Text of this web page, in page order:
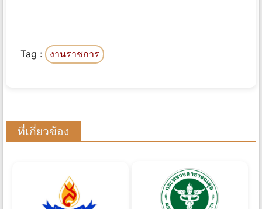
Tag : งานราชการ
ที่เกี่ยวข้อง